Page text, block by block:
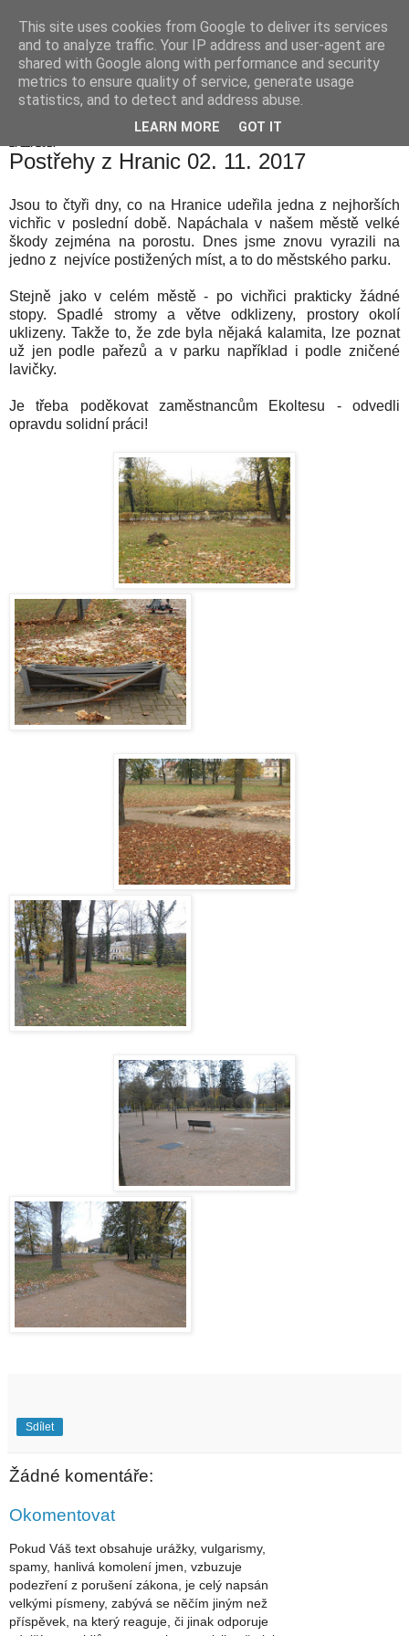
Hranické listy
Postřehy z Hranic 02. 11. 2017
Jsou to čtyři dny, co na Hranice udeřila jedna z nejhorších
vichřic v poslední době. Napáchala v našem městě velké
škody zejména na porostu. Dnes jsme znovu vyrazili na
jedno z nejvíce postižených míst, a to do městského parku.
Stejně jako v celém městě - po vichřici prakticky žádné
stopy. Spadlé stromy a větve odklizeny, prostory okolí
uklizeny. Takže to, že zde byla nějaká kalamita, lze poznat
už jen podle pařezů a v parku například i podle zničené
lavičky.
Je třeba poděkovat zaměstnancům Ekoltesu - odvedli
opravdu solidní práci!
Sdílet
Žádné komentáře:
Okomentovat
Pokud Váš text obsahuje urážky, vulgarismy,
spamy, hanlivá komolení jmen, vzbuzuje
podezření z porušení zákona, je celý napsán
velkými písmeny, zabývá se něčím jiným než
příspěvek, na který reaguje, či jinak odporuje
This site uses cookies from Google to deliver its services
and to analyze traffic. Your IP address and user-agent are
shared with Google along with performance and security
metrics to ensure quality of service, generate usage
statistics, and to detect and address abuse.
LEARN MORE GOT IT